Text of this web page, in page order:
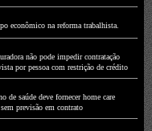
econômico na reforma trabalhista.
não pode impedir contratação
por pessoa com restrição de crédito
de saúde deve fornecer home care
previsão em contrato